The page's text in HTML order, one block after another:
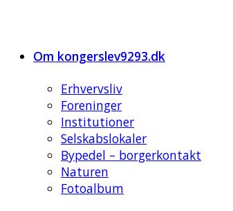
Om kongerslev9293.dk
Erhvervsliv
Foreninger
Institutioner
Selskabslokaler
Bypedel – borgerkontakt
Naturen
Fotoalbum